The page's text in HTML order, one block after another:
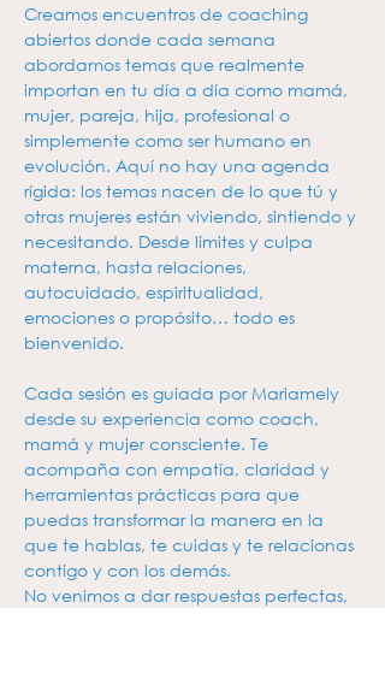
Creamos encuentros de coaching
abiertos donde cada semana
abordamos temas que realmente
importan en tu día a día como mamá,
mujer, pareja, hija, profesional o
simplemente como ser humano en
evolución. Aquí no hay una agenda
rígida: los temas nacen de lo que tú y
otras mujeres están viviendo, sintiendo y
necesitando. Desde límites y culpa
materna, hasta relaciones,
autocuidado, espiritualidad,
emociones o propósito… todo es
bienvenido.
Cada sesión es guiada por Mariamely
desde su experiencia como coach,
mamá y mujer consciente. Te
acompaña con empatía, claridad y
herramientas prácticas para que
puedas transformar la manera en la
que te hablas, te cuidas y te relacionas
contigo y con los demás.
No venimos a dar respuestas perfectas,